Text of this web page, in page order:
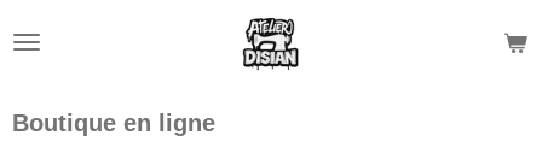
au
Boutique en ligne